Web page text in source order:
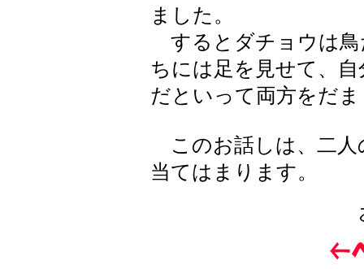
ました。
するとダチョウは鳥
ちには足を見せて、
だといって両方をだ
このお話しは、二人
当てはまります。